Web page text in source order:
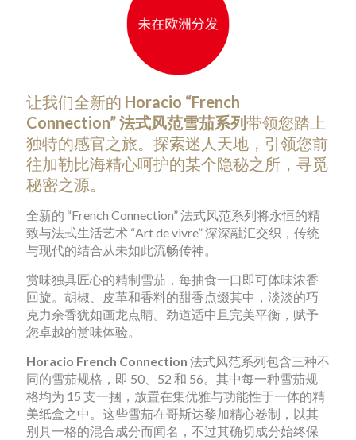
让我们全新的 Horacio “French
Connection” 法式风范雪茄系列带领您踏上
独特的感官之旅。探索迷人天地，引领您前
往加勒比海精心呵护的某个隐秘之所，寻觅
秘密之源。
全新的 “French Connection” 法式风范系列将永恒的精
致与法式生活艺术 “Art de vivre” 深深融汇交织，传统
与现代的结合从未如此流畅传神。
赏味独具匠心的精制雪茄，每抽食一口即可体味浓香
回旋。胡椒、皮革和香料的甜香点缀其中，淡淡的巧
克力余香犹如画龙点睛。劲道适中且完美平衡，赋予
您卓越的赏味体验。
Horacio French Connection 法式风范系列包含三种不
同的雪茄规格，即 50、52 和 56。其中每一种雪茄规
格均为 15 支一捆，放置在集优雅与功能性于一体的精
美纸盒之中。这些雪茄在哥斯达黎加精心卷制，以其
别具一格的混合成分而闻名，不过其确切成分始终保